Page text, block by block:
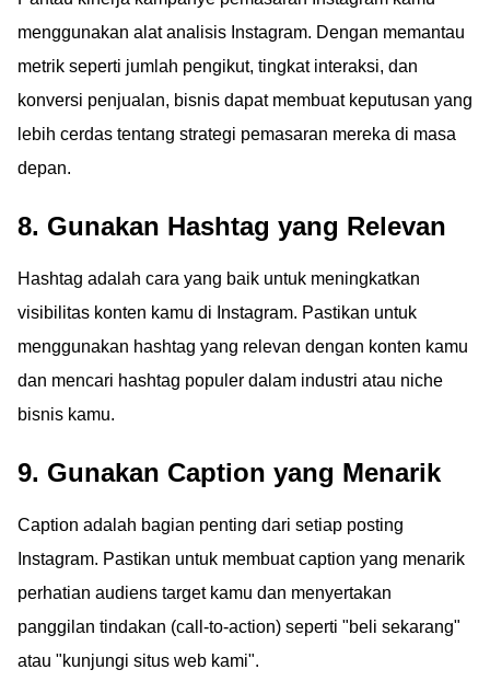
menggunakan alat analisis Instagram. Dengan memantau
metrik seperti jumlah pengikut, tingkat interaksi, dan
konversi penjualan, bisnis dapat membuat keputusan yang
lebih cerdas tentang strategi pemasaran mereka di masa
depan.
8. Gunakan Hashtag yang Relevan
Hashtag adalah cara yang baik untuk meningkatkan
visibilitas konten kamu di Instagram. Pastikan untuk
menggunakan hashtag yang relevan dengan konten kamu
dan mencari hashtag populer dalam industri atau niche
bisnis kamu.
9. Gunakan Caption yang Menarik
Caption adalah bagian penting dari setiap posting
Instagram. Pastikan untuk membuat caption yang menarik
perhatian audiens target kamu dan menyertakan
panggilan tindakan (call-to-action) seperti "beli sekarang"
atau "kunjungi situs web kami".